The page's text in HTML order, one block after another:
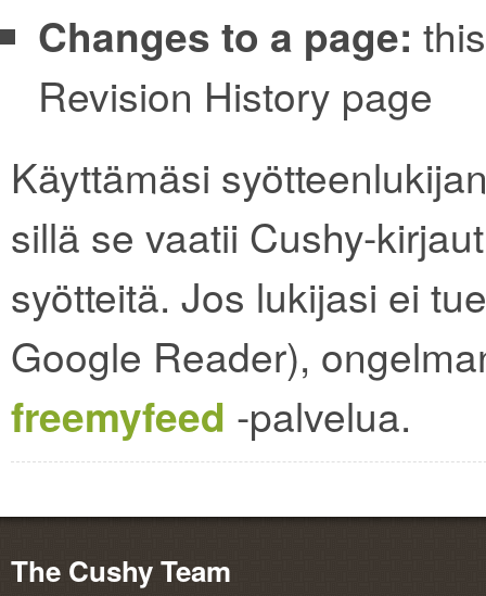
Changes to a page:
Revision History page
Käyttämäsi
sillä se vaatii Cushy-
syötteitä. Jos lukijasi ei
Google Reader),
freemyfeed -palvelua.
The Cushy Team